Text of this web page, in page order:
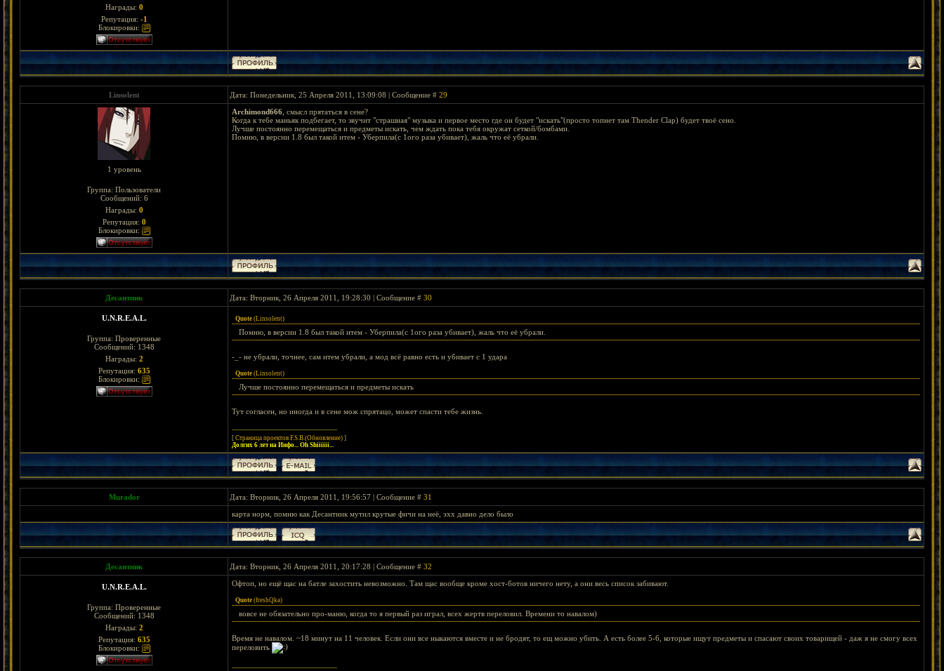
Награды: 0
Репутация: -1
Блокировки:
Linsolent Дата: Понедельник, 25 Апреля 2011, 13:09:08 | Сообщение # 29
1 уровень
Группа: Пользователи
Сообщений: 6
Награды: 0
Репутация: 0
Блокировки:
Archimond666 , смысл прятаться в сене?
Когда к тебе маньяк подбегает, то звучит "страшная" музыка и первое место где он будет "искать"(просто топнет там Thender Clap) будет твоё сено.
Лучше постоянно перемещаться и предметы искать, чем ждать пока тебя окружат сеткой/бомбами.
Помню, в версии 1.8 был такой итем - Уберпила(с 1ого раза убивает), жаль что её убрали.
Десантник Дата: Вторник, 26 Апреля 2011, 19:28:30 | Сообщение # 30
U.N.R.E.A.L.
Группа: Проверенные
Сообщений: 1348
Награды: 2
Репутация: 635
Блокировки:
Quote (Linsolent)
Помню, в версии 1.8 был такой итем - Уберпила(с 1ого раза убивает), жаль что её убрали.
-_- не убрали, точнее, сам итем убрали, а мод всё равно есть и убивает с 1 удара
Quote (Linsolent)
Лучше постоянно перемещаться и предметы искать
Тут согласен, но иногда и в сене мож спрятацо, может спасти тебе жизнь.
[ Страница проектов F.S.B.(Обновление) ]
Долгих 6 лет на Инфо... Oh Shiiiiii...
Murador Дата: Вторник, 26 Апреля 2011, 19:56:57 | Сообщение # 31
карта норм, помню как Десантник мутил крутые фичи на неё, эхх давно дело было
Десантник Дата: Вторник, 26 Апреля 2011, 20:17:28 | Сообщение # 32
U.N.R.E.A.L.
Группа: Проверенные
Сообщений: 1348
Награды: 2
Репутация: 635
Блокировки:
Офтоп, но ещё щас на батле захостить невозможно. Там щас вообще кроме хост-ботов ничего нету, а они весь список забивают.
Quote (freshQka)
вовсе не обязательно про-маню, когда то я первый раз играл, всех жертв переловил. Времени то навалом)
Время не навалом. ~18 минут на 11 человек. Если они все ныкаются вместе и не бродят, то ещ можно убить. А есть более 5-6, которые ищут предметы и спасают своих товарищей - даж я не смогу всех
переловить